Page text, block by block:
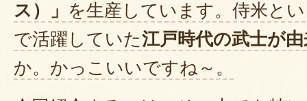
ス）」
を生産しています。侍米と
で活躍していた江戸時代の武士が
か。かっこいいですね～。